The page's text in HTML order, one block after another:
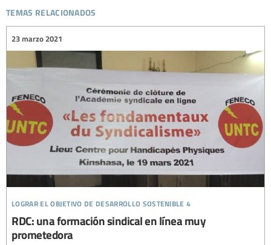
temas relacionados
lograr el objetivo de desarrollo sostenible 4
23 marzo 2021
RDC: una formación sindical en línea muy
prometedora